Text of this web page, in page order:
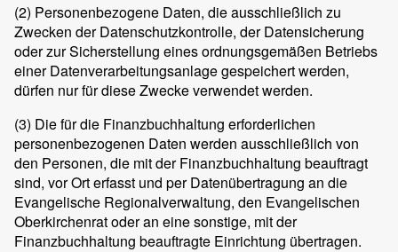
(2) Personenbezogene Daten, die ausschließlich zu
Zwecken der Datenschutzkontrolle, der Datensicherung
oder zur Sicherstellung eines ordnungsgemäßen Betriebs
einer Datenverarbeitungsanlage gespeichert werden,
dürfen nur für diese Zwecke verwendet werden.
(3) Die für die Finanzbuchhaltung erforderlichen
personenbezogenen Daten werden ausschließlich von
den Personen, die mit der Finanzbuchhaltung beauftragt
sind, vor Ort erfasst und per Datenübertragung an die
Evangelische Regionalverwaltung, den Evangelischen
Oberkirchenrat oder an eine sonstige, mit der
Finanzbuchhaltung beauftragte Einrichtung übertragen.